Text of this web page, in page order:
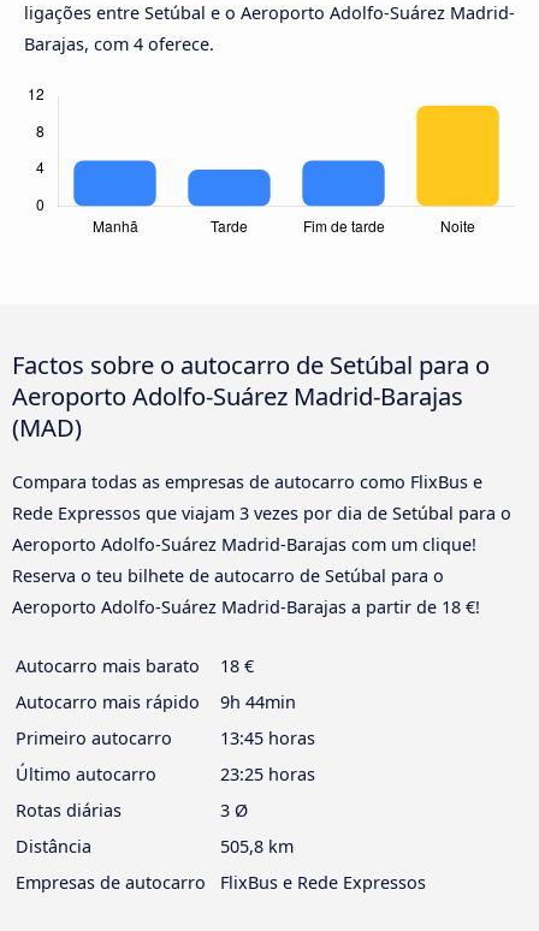
ligações entre Setúbal e o Aeroporto Adolfo-Suárez Madrid-
Barajas, com 4 oferece.
Factos sobre o autocarro de Setúbal para o
Aeroporto Adolfo-Suárez Madrid-Barajas
(MAD)
Compara todas as empresas de autocarro como FlixBus e
Rede Expressos que viajam 3 vezes por dia de Setúbal para o
Aeroporto Adolfo-Suárez Madrid-Barajas com um clique!
Reserva o teu bilhete de autocarro de Setúbal para o
Aeroporto Adolfo-Suárez Madrid-Barajas a partir de 18 €!
Autocarro mais barato
18 €
Autocarro mais rápido
9h 44min
Primeiro autocarro
13:45 horas
Último autocarro
23:25 horas
Rotas diárias
3 Ø
Distância
505,8 km
Empresas de autocarro
FlixBus e Rede Expressos